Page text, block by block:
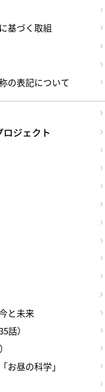
基づく取組
の表記について
ジェクト
と未来
話）
お昼の科学」